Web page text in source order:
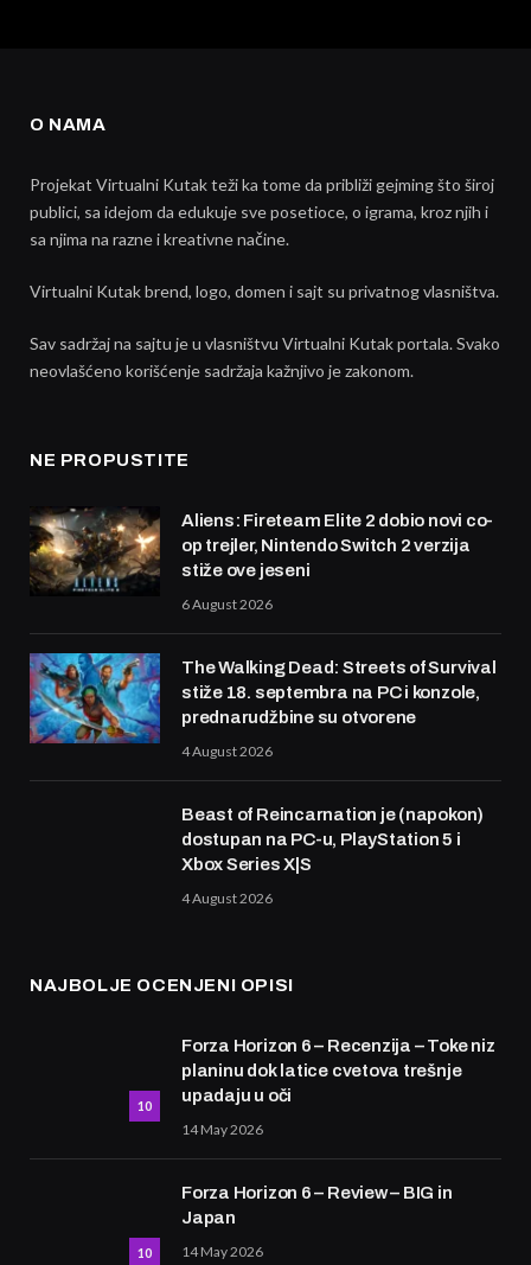
O NAMA
Projekat Virtualni Kutak teži ka tome da približi gejming što široj
publici, sa idejom da edukuje sve posetioce, o igrama, kroz njih i
sa njima na razne i kreativne načine.
Virtualni Kutak brend, logo, domen i sajt su privatnog vlasništva.
Sav sadržaj na sajtu je u vlasništvu Virtualni Kutak portala. Svako
neovlašćeno korišćenje sadržaja kažnjivo je zakonom.
NE PROPUSTITE
Aliens: Fireteam Elite 2 dobio novi co-
op trejler, Nintendo Switch 2 verzija
stiže ove jeseni
6 August 2026
The Walking Dead: Streets of Survival
stiže 18. septembra na PC i konzole,
prednarudžbine su otvorene
4 August 2026
Beast of Reincarnation je (napokon)
dostupan na PC-u, PlayStation 5 i
Xbox Series X|S
4 August 2026
NAJBOLJE OCENJENI OPISI
10
Forza Horizon 6 – Recenzija – Toke niz
planinu dok latice cvetova trešnje
upadaju u oči
14 May 2026
10
Forza Horizon 6 – Review – BIG in
Japan
14 May 2026